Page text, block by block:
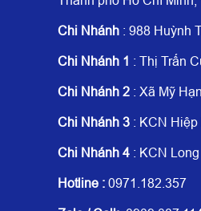
Chi Nhánh : 988 Huỳnh
Chi Nhánh 1 : Thị Trấn
Chi Nhánh 2 : Xã Mỹ
Chi Nhánh 3 : KCN
Chi Nhánh 4 : KCN
Hotline : 0971.182.357